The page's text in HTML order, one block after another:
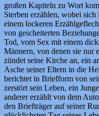
großen Kapiteln zu Wort
Sterben erzählen, wobei
einem lockeren
von gescheiterten
Tod, vom Sex mit einem
Männern, von denen sie nur
zündet seine Kirche an, ein
Asche seiner Eltern in die
berichtet in Briefform von
zerstört sein Leben, ein
anderer erzählt von dem
den Briefträger auf seiner